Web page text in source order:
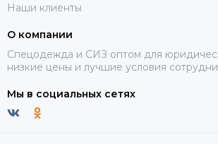
Наши клиенты
О компании
Спецодежда и СИЗ оптом для
низкие цены и лучшие условия
Мы в социальных сетях